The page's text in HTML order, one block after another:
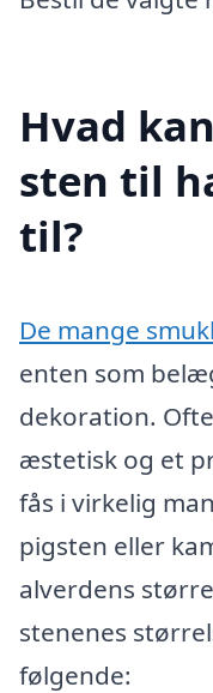
Hvad
sten til
til?
De mange
enten som
dekoration.
æstetisk og et
fås i virkelig
pigsten eller
alverdens
stenenes
følgende: